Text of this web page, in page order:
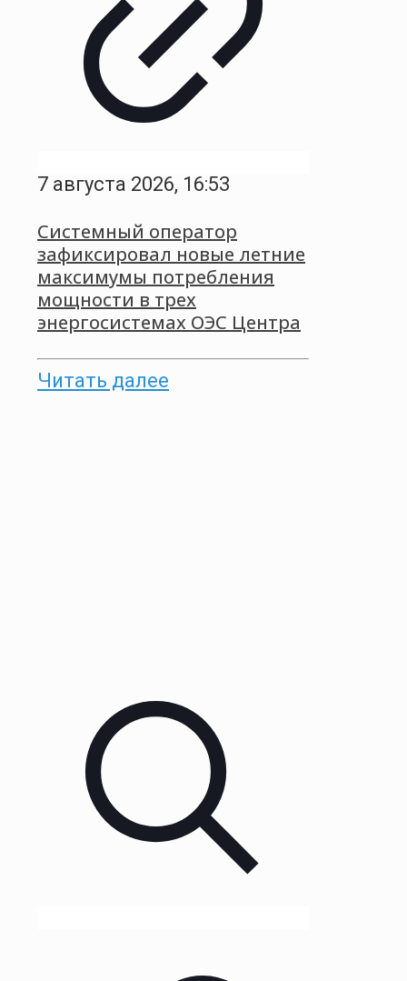
7 августа 2026, 16:53
Системный оператор
зафиксировал новые летние
максимумы потребления
мощности в трех
энергосистемах ОЭС Центра
Читать далее